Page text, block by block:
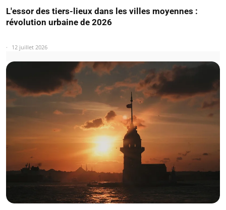
L'essor des tiers-lieux dans les villes moyennes :
révolution urbaine de 2026
12 juillet 2026